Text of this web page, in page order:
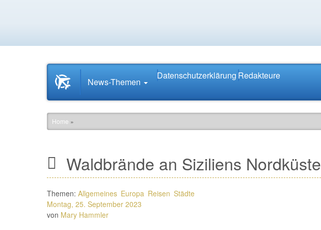
Startseite
News.Tourismus.com
News-Themen
Datenschutzerklärung Redakteure
Home »
Waldbrände an Siziliens Nordküste
Themen: Allgemeines Europa Reisen Städte
Montag, 25. September 2023
von Mary Hammler